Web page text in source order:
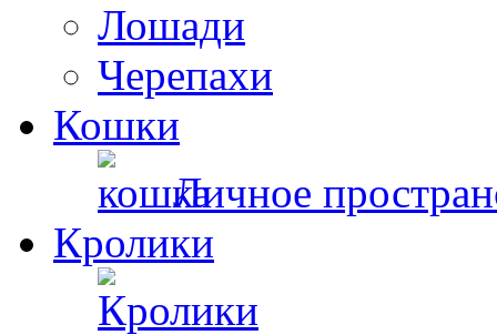
Лошади
Черепахи
Кошки
Личное
Кролики